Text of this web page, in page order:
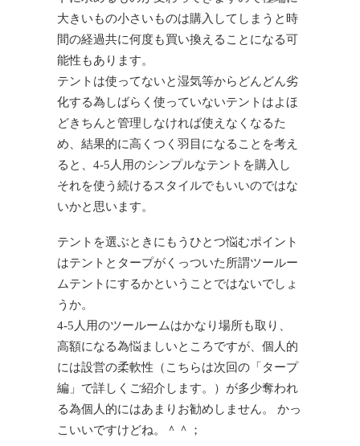
大きいもの小さいものは購入してしまうと時
間の経過共に何度も買い換えることになる可
能性もあります。
テントは使ってないと湿気等からどんどん劣
化する為しばらく使っていないテントはよほ
どきちんと管理しなければ使えなくなるた
め、結果的に高くつく羽目になることを考え
ると、4-5人用のシンプルなテントを購入し
それを使う続けるスタイルでもいいのではな
いかと思います。
テントを選ぶときにもうひとつ悩むポイント
はテントとタープがくっついた所謂ツールー
ムテントにするかということではないでしょ
うか。
4-5人用のツールームはかなり場所も取り、
高額になる為悩ましいところですが、個人的
には設営の柔軟性（こちらは次回の「タープ
編」で詳しくご紹介します。）が多少奪われ
る為個人的にはあまりお勧めしません。 かっ
こいいですけどね。＾＾；